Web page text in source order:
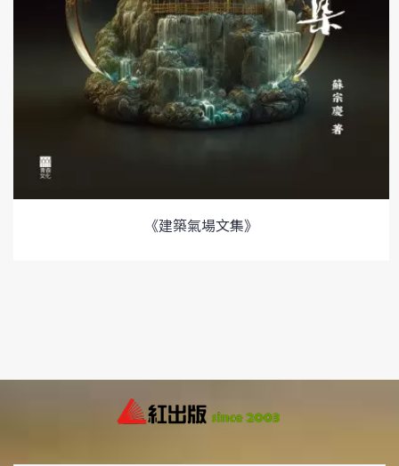
《建築氣場文集》